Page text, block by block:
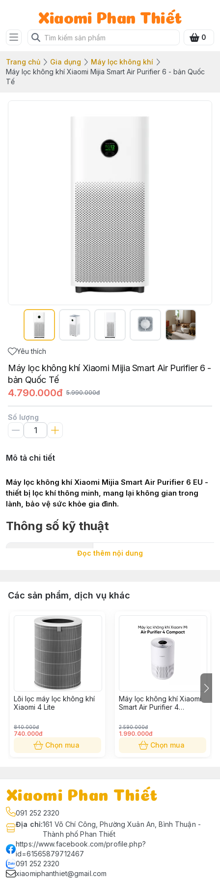
Xiaomi Phan Thiết
0
Trang chủ Gia dụng
Máy lọc không khí
Máy lọc không khí Xiaomi Mijia Smart Air Purifier 6 - bản Quốc
Tế
Yêu thích
Máy lọc không khí Xiaomi Mijia Smart Air Purifier 6 -
bản Quốc Tế
4.790.000đ 5.990.000đ
Số lượng
Mô tả chi tiết
Máy lọc không khí Xiaomi Mijia Smart Air Purifier 6 EU -
thiết bị lọc khí thông minh, mang lại không gian trong
lành, bảo vệ sức khỏe gia đình.
Thông số kỹ thuật
Diện tích sử dụng 29 - 50 m²
Lưu lượng gió 443 m³/h
Màng lọc
Lọc sơ cấp
HEPA loại cao
Than hoạt tính
Tia UV khử khuẩn
Công nghệ
Hệ thống cảm biến 5 in 1 đo
nhiệt độ, độ ẩm
Lọc composite 5 lớp
Chế độ hoạt động Tự động, hoạt động êm (chế
Tiện ích
Tỷ lệ loại bỏ vi-rút H1N1 đạt
Nhiệt độ, độ ẩm
Cảnh báo thay bộ lọc
Điều khiển qua ứng dụng Mi
Hãng sản xuất Xiaomi
Hệ thống 5 cảm biến
Đọc thêm nội dung
Các sản phẩm, dịch vụ khác
Lõi lọc máy lọc không khí
Xiaomi 4 Lite
840.000đ
740.000đ
Chọn mua
Máy lọc không khí Xiaomi
Smart Air Purifier 4
2.590.000đ
1.990.000đ
Chọn mua
Xiaomi Phan Thiết
091 252 2320
Địa chỉ:161 Võ Chí Công, Phường Xuân An, Bình Thuận -
Thành phố Phan Thiết
https://www.facebook.com/profile.php?
id=61565879712467
091 252 2320
xiaomiphanthiet@gmail.com